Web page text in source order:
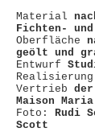
Material
Fichten-
Oberfläche
geölt und
Entwurf
Realisierung
Vertrieb
Maison
Foto: Rudi
Scott